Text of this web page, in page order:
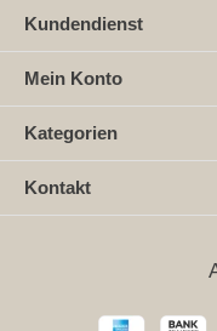
Kundendienst
Mein Konto
Kategorien
Kontakt